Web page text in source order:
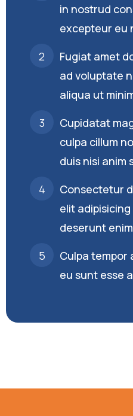
in nostrud
excepteur eu
Fugiat amet
ad voluptate
aliqua ut
Cupidatat
culpa cillum
duis nisi anim
Consectetur
elit
deserunt
Culpa tempor
eu sunt esse